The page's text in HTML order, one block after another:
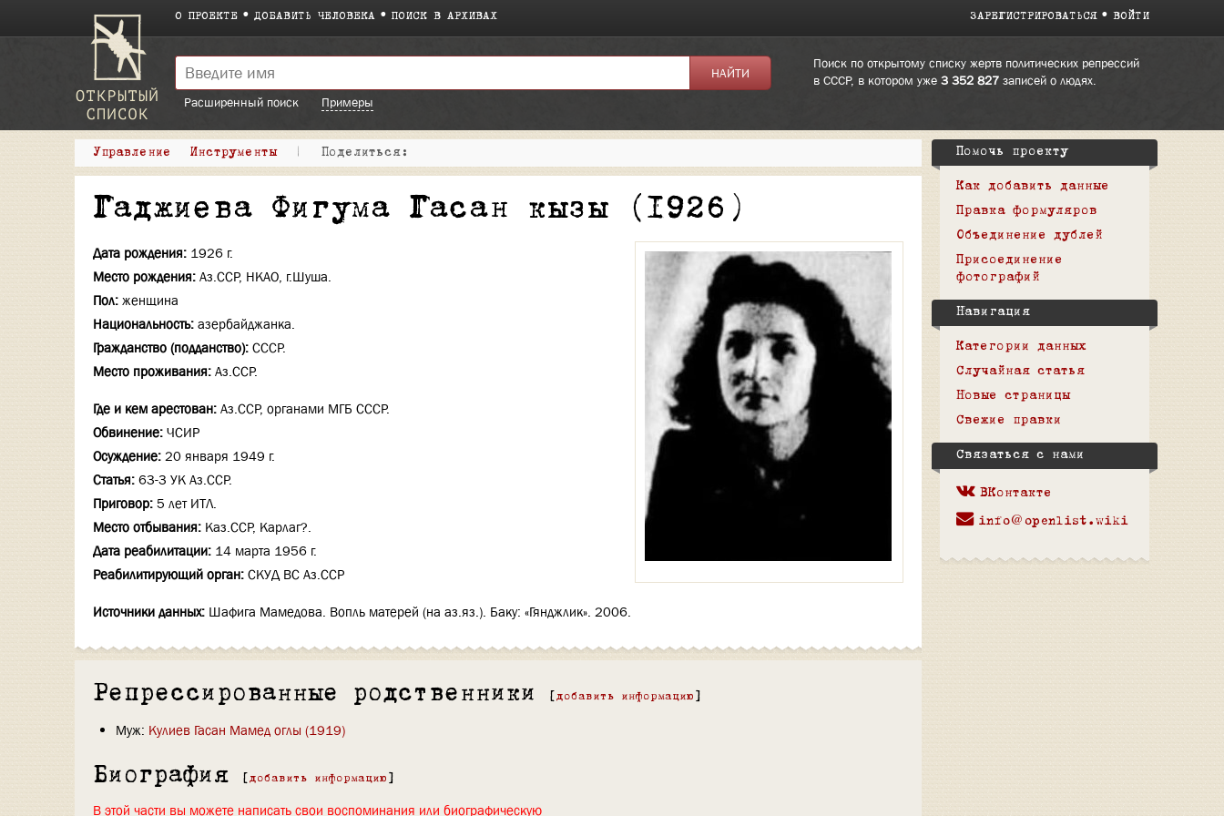
О ПРОЕКТЕ ДОБАВИТЬ ЧЕЛОВЕКА ПОИСК В АРХИВАХ ЗАРЕГИСТРИРОВАТЬСЯ ВОЙТИ
Поиск по открытому списку жертв политических репрессий
в СССР, в котором уже 3 352 827записей о людях.
Расширенный поиск
Примеры
Управление Инструменты | Поделиться:
Гаджиева Фигума Гасан кызы (1926)
Дата рождения: 1926 г.
Место рождения: Аз.ССР, НКАО, г.Шуша.
Пол: женщина
Национальность: азербайджанка.
Гражданство (подданство): СССР.
Место проживания: Аз.ССР.
Где и кем арестован: Аз.ССР, органами МГБ СССР.
Обвинение: ЧСИР
Осуждение: 20 января 1949 г.
Статья: 63-3 УК Аз.ССР.
Приговор: 5 лет ИТЛ.
Место отбывания: Каз.ССР, Карлаг?.
Дата реабилитации: 14 марта 1956 г.
Реабилитирующий орган: СКУД ВС Аз.ССР
Источники данных: Шафига Мамедова. Вопль матерей (на аз.яз.). Баку: «Гянджлик». 2006.
Репрессированные родственники [ добавить информацию ]
Муж: Кулиев Гасан Мамед оглы (1919)
Биография [ добавить информацию ]
В этой части вы можете написать свои воспоминания или биографическую
Помочь проекту
Как добавить данные
Правка формуляров
Объединение дублей
Присоединение
фотографий
Навигация
Категории данных
Случайная статья
Новые страницы
Свежие правки
Связаться с нами
ВКонтакте
info@openlist.wiki